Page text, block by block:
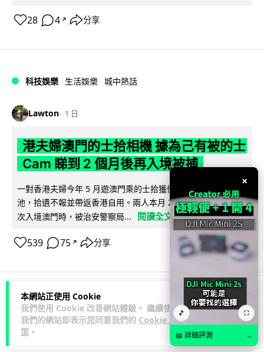
本網站正使用 Cookie
我們使用 Cookie 改善網站體驗。 繼續使用
我們的網站即表示您同意我們的 Cookie 政
策 。
28 4 ↗ 分享
科技娛樂 生活娛樂 城中熱話
Lawton 1 日
港夫婦澳門的士拾相機 據為己有被的士
Cam 睇到 2 個月後再入境被捕
一對香港夫婦今年 5 月遊澳門乘的士拾獲他人遺留相機及電
池，拾遺不報並帶返香港自用。兩人本月 2 日經港珠澳大橋再
次入境澳門時，被治安警察局...
閱讀全文
539 75 ↗ 分享
3C科技 家居無線
Vin
×
🎵 ⛶
📖 詳細評測 →